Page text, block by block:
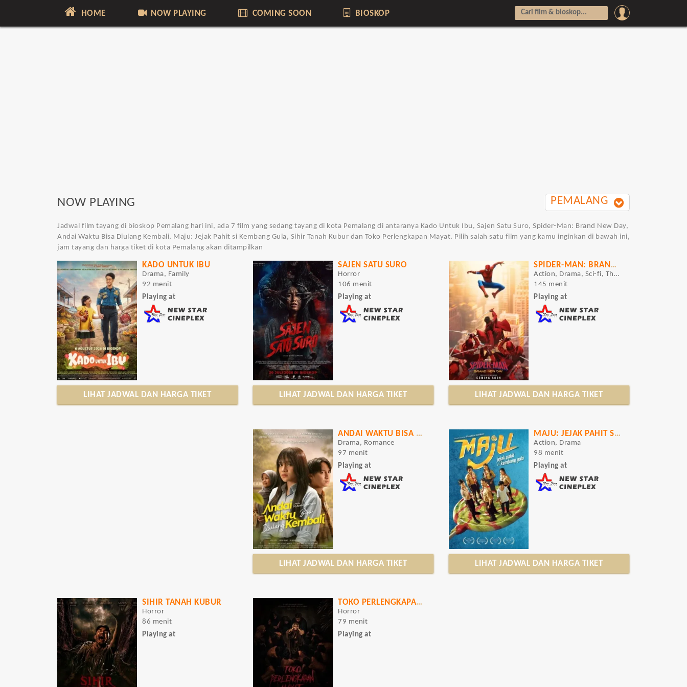
HOME NOW PLAYING COMING SOON BIOSKOP
NOW PLAYING PEMALANG
Jadwal film tayang di bioskop Pemalang hari ini, ada 7 film yang sedang tayang di kota Pemalang di antaranya Kado Untuk Ibu, Sajen Satu Suro, Spider-Man: Brand New Day,
Andai Waktu Bisa Diulang Kembali, Maju: Jejak Pahit si Kembang Gula, Sihir Tanah Kubur dan Toko Perlengkapan Mayat. Pilih salah satu film yang kamu inginkan di bawah ini,
jam tayang dan harga tiket di kota Pemalang akan ditampilkan
KADO UNTUK IBU
Drama, Family
92 menit
Playing at
LIHAT JADWAL DAN HARGA TIKET
SAJEN SATU SURO
Horror
106 menit
Playing at
LIHAT JADWAL DAN HARGA TIKET
SPIDER-MAN: BRAND NEW DAY
Action, Drama, Sci-fi, Thriller
145 menit
Playing at
LIHAT JADWAL DAN HARGA TIKET
ANDAI WAKTU BISA DIULANG KEMBALI
Drama, Romance
97 menit
Playing at
LIHAT JADWAL DAN HARGA TIKET
MAJU: JEJAK PAHIT SI KEMBANG GULA
Action, Drama
98 menit
Playing at
LIHAT JADWAL DAN HARGA TIKET
SIHIR TANAH KUBUR
Horror
86 menit
Playing at
TOKO PERLENGKAPAN MAYAT
Horror
79 menit
Playing at